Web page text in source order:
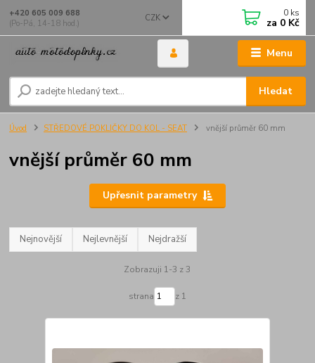
Menu
CZK
Hledat
+420 605 009 688
(Po-Pá, 14-18 hod.)
0 ks
za 0 Kč
Úvod STŘEDOVÉ POKLIČKY DO KOL - SEAT vnější průměr 60 mm
vnější průměr 60 mm
Upřesnit parametry
Nejnovější Nejlevnější Nejdražší
Zobrazuji 1-3 z 3
strana z 1